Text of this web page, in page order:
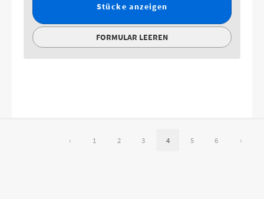
Stücke anzeigen
FORMULAR LEEREN
‹ 1 2 3 4 5 6 ›